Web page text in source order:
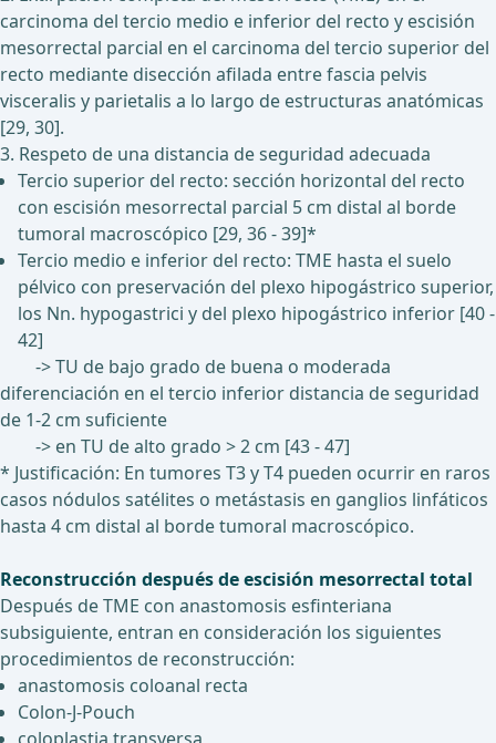
carcinoma del tercio medio e inferior del recto y escisión
mesorrectal parcial en el carcinoma del tercio superior del
recto mediante disección afilada entre fascia pelvis
visceralis y parietalis a lo largo de estructuras anatómicas
[29, 30].
3. Respeto de una distancia de seguridad adecuada
Tercio superior del recto: sección horizontal del recto
con escisión mesorrectal parcial 5 cm distal al borde
tumoral macroscópico [29, 36 - 39]*
Tercio medio e inferior del recto: TME hasta el suelo
pélvico con preservación del plexo hipogástrico superior,
los Nn. hypogastrici y del plexo hipogástrico inferior [40 -
42]
-> TU de bajo grado de buena o moderada
diferenciación en el tercio inferior distancia de seguridad
de 1-2 cm suficiente
-> en TU de alto grado > 2 cm [43 - 47]
* Justificación: En tumores T3 y T4 pueden ocurrir en raros
casos nódulos satélites o metástasis en ganglios linfáticos
hasta 4 cm distal al borde tumoral macroscópico.
Reconstrucción después de escisión mesorrectal total
Después de TME con anastomosis esfinteriana
subsiguiente, entran en consideración los siguientes
procedimientos de reconstrucción:
anastomosis coloanal recta
Colon-J-Pouch